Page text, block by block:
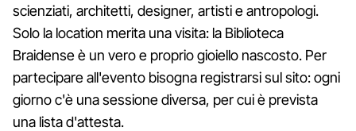
scienziati, architetti, designer, artisti e antropologi.
Solo la location merita una visita: la Biblioteca
Braidense è un vero e proprio gioiello nascosto. Per
partecipare all'evento bisogna registrarsi sul sito: ogni
giorno c'è una sessione diversa, per cui è prevista
una lista d'attesta.